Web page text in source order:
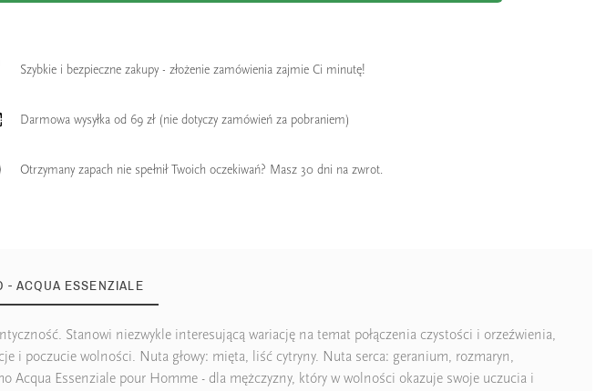
Szybkie i bezpieczne zakupy - złożenie zamówienia zajmie Ci minutę!
Darmowa wysyłka od 69 zł (nie dotyczy zamówień za pobraniem)
Otrzymany zapach nie spełnił Twoich oczekiwań? Masz 30 dni na zwrot.
- ACQUA ESSENZIALE
Stanowi niezwykle interesującą wariację na temat połączenia czystości i orzeźwienia,
i poczucie wolności. Nuta głowy: mięta, liść cytryny. Nuta serca: geranium, rozmaryn,
Acqua Essenziale pour Homme - dla mężczyzny, który w wolności okazuje swoje uczucia i